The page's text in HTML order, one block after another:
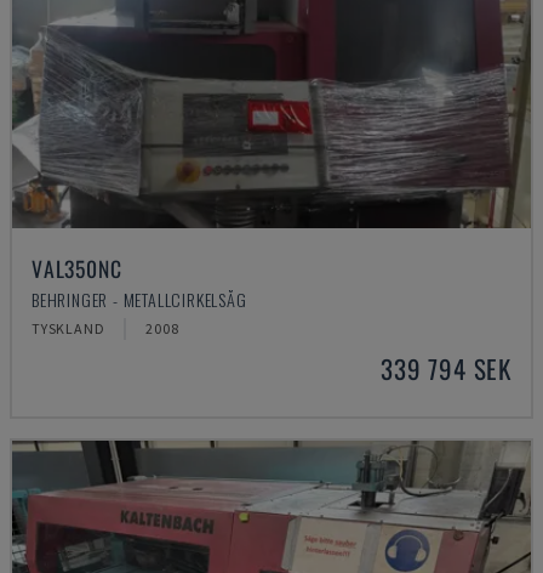
VAL350NC
BEHRINGER - METALLCIRKELSÅG
TYSKLAND 2008
339 794 SEK